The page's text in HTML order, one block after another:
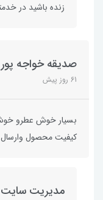
زنده باشید در
صدیقه خواجه پور
61 روز پیش
بسیار خوش عطرو خوش
کیفیت محصول
مدیریت سایت